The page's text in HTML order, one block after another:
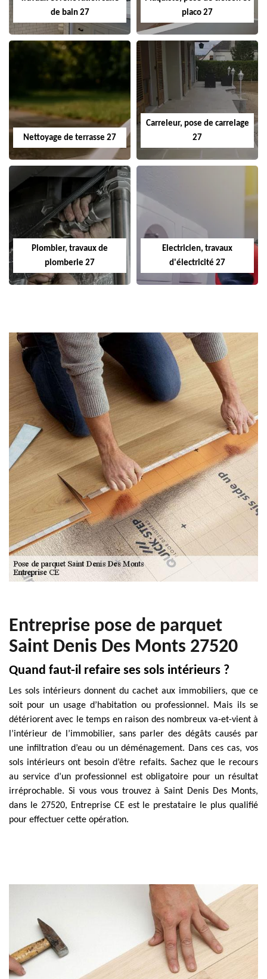
de bain 27
placo 27
Nettoyage de terrasse 27
Carreleur, pose de carrelage
27
Plombier, travaux de
plomberie 27
Electricien, travaux
d'électricité 27
Entreprise pose de parquet
Saint Denis Des Monts 27520
Quand faut-il refaire ses sols intérieurs ?
Les sols intérieurs donnent du cachet aux immobiliers, que ce
soit pour un usage d’habitation ou professionnel. Mais ils se
détériorent avec le temps en raison des nombreux va-et-vient à
l’intérieur de l’immobilier, sans parler des dégâts causés par
une infiltration d’eau ou un déménagement. Dans ces cas, vos
sols intérieurs ont besoin d’être refaits. Sachez que le recours
au service d’un professionnel est obligatoire pour un résultat
irréprochable. Si vous vous trouvez à Saint Denis Des Monts,
dans le 27520, Entreprise CE est le prestataire le plus qualifié
pour effectuer cette opération.